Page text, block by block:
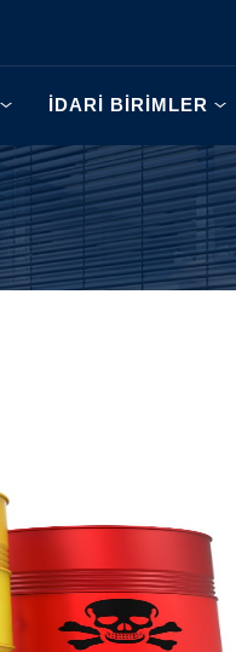
İDARİ BİRİMLER